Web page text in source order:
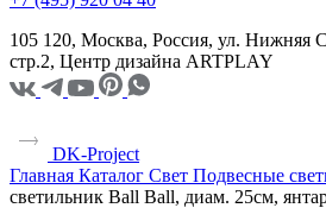
105 120, Москва, Россия, ул. Нижняя
стр.2, Центр дизайна ARTPLAY
DK-Project
Главная Каталог Свет Подвесные
светильник Ball Ball, диам. 25см,